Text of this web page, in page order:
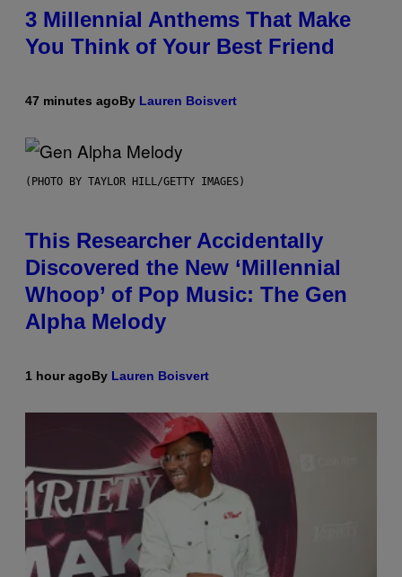
3 Millennial Anthems That Make
You Think of Your Best Friend
47 minutes agoBy Lauren Boisvert
(PHOTO BY TAYLOR HILL/GETTY IMAGES)
This Researcher Accidentally
Discovered the New ‘Millennial
Whoop’ of Pop Music: The Gen
Alpha Melody
1 hour agoBy Lauren Boisvert